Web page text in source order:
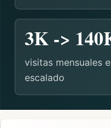
3K ->
visitas mensuales
escalado